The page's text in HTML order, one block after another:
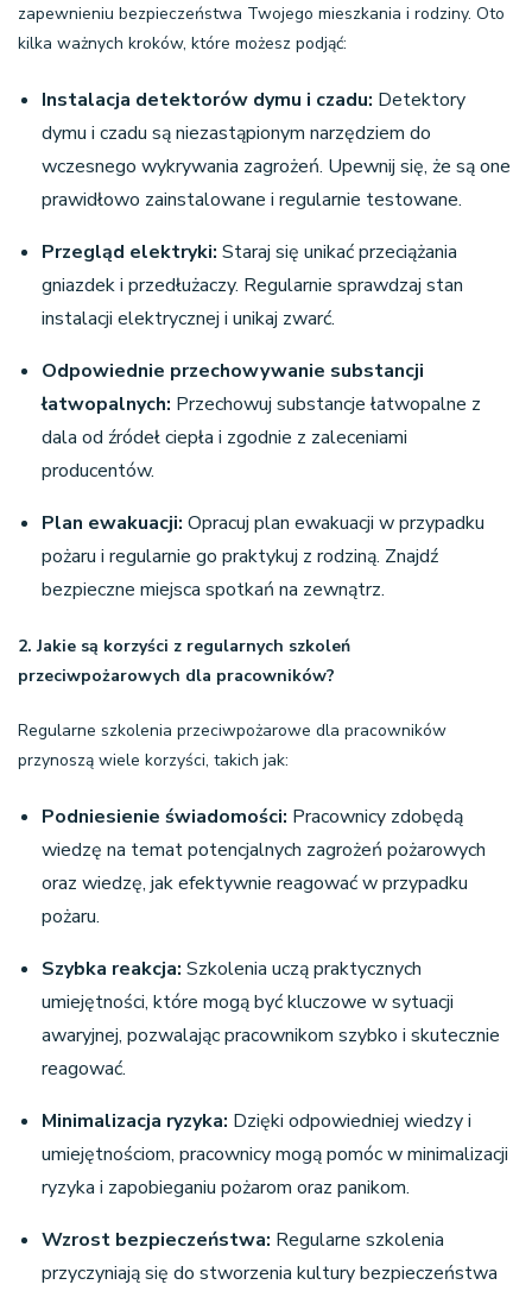
zapewnieniu bezpieczeństwa Twojego mieszkania i rodziny. Oto
kilka ważnych kroków, które możesz podjąć:
Instalacja detektorów dymu i czadu: Detektory
dymu i czadu są niezastąpionym narzędziem do
wczesnego wykrywania zagrożeń. Upewnij się, że są one
prawidłowo zainstalowane i regularnie testowane.
Przegląd elektryki: Staraj się unikać przeciążania
gniazdek i przedłużaczy. Regularnie sprawdzaj stan
instalacji elektrycznej i unikaj zwarć.
Odpowiednie przechowywanie substancji
łatwopalnych: Przechowuj substancje łatwopalne z
dala od źródeł ciepła i zgodnie z zaleceniami
producentów.
Plan ewakuacji: Opracuj plan ewakuacji w przypadku
pożaru i regularnie go praktykuj z rodziną. Znajdź
bezpieczne miejsca spotkań na zewnątrz.
2. Jakie są korzyści z regularnych szkoleń
przeciwpożarowych dla pracowników?
Regularne szkolenia przeciwpożarowe dla pracowników
przynoszą wiele korzyści, takich jak:
Podniesienie świadomości: Pracownicy zdobędą
wiedzę na temat potencjalnych zagrożeń pożarowych
oraz wiedzę, jak efektywnie reagować w przypadku
pożaru.
Szybka reakcja: Szkolenia uczą praktycznych
umiejętności, które mogą być kluczowe w sytuacji
awaryjnej, pozwalając pracownikom szybko i skutecznie
reagować.
Minimalizacja ryzyka: Dzięki odpowiedniej wiedzy i
umiejętnościom, pracownicy mogą pomóc w minimalizacji
ryzyka i zapobieganiu pożarom oraz panikom.
Wzrost bezpieczeństwa: Regularne szkolenia
przyczyniają się do stworzenia kultury bezpieczeństwa